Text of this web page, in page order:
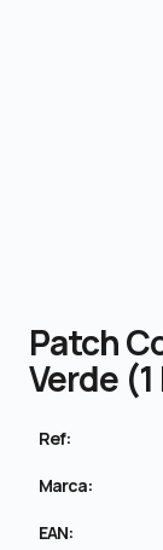
Patch
Verde
Ref:
Marca:
EAN: